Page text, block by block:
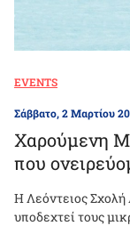
EVENTS
Σάββατο, 2 Μαρτίου
Χαρούμενη
που
Η Λεόντειος Σχολή
υποδεχτεί τους